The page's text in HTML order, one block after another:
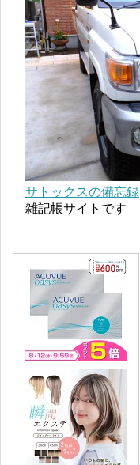
サトックスの備忘録
雑記帳サイトです